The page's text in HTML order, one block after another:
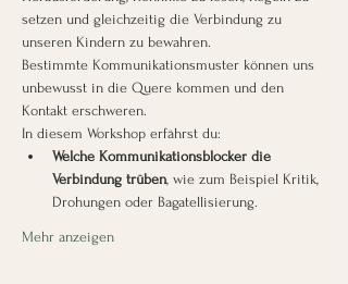
setzen und gleichzeitig die Verbindung zu
unseren Kindern zu bewahren.
Bestimmte Kommunikationsmuster können uns
unbewusst in die Quere kommen und den
Kontakt erschweren.
In diesem Workshop erfährst du:
Welche Kommunikationsblocker die
Verbindung trüben, wie zum Beispiel Kritik,
Drohungen oder Bagatellisierung.
Mehr anzeigen